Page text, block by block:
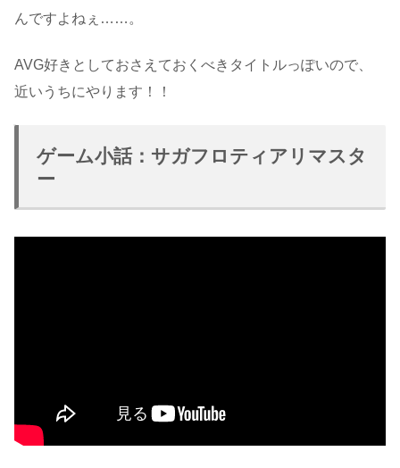
んですよねぇ……。
AVG好きとしておさえておくべきタイトルっぽいので、
近いうちにやります！！
ゲーム小話：サガフロティアリマスタ
ー